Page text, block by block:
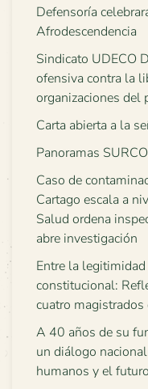
Defensoría
Afrodescendencia
Sindicato UDECO
ofensiva contra la
organizaciones del
Carta abierta a la
Panoramas
Caso de
Cartago escala a
Salud ordena
abre investigación
Entre la
constitucional:
cuatro
A 40 años de su
un diálogo
humanos y el